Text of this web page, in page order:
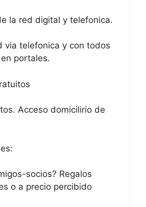
la red digital y telefonica.
via telefonica y con todos
portales.
Acceso domicilirio de
socios? Regalos
o a precio percibido